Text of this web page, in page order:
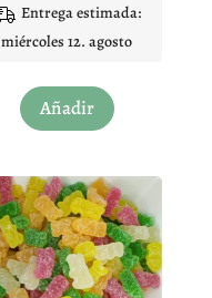
de 5
Entrega estimada:
miércoles 12. agosto
Añadir
producto
variantes.
Las
opciones
se